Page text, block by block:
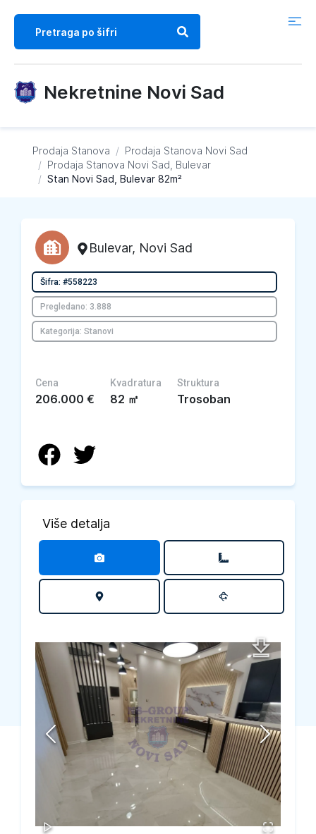
Nekretnine Novi Sad
Prodaja Stanova / Prodaja Stanova Novi Sad
/ Prodaja Stanova Novi Sad, Bulevar
/ Stan Novi Sad, Bulevar 82m²
Bulevar, Novi Sad
Šifra: #558223
Pregledano: 3.888
Kategorija: Stanovi
Cena
206.000 €
Kvadratura
82 ㎡
Struktura
Trosoban
Više detalja